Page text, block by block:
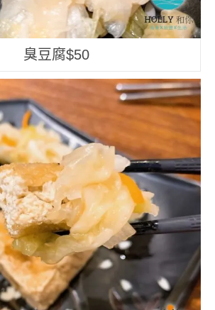
臭豆腐$50